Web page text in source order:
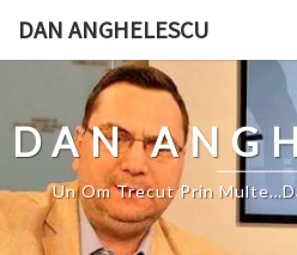
DAN ANGHELESCU
DAN
Un Om Trecut Prin